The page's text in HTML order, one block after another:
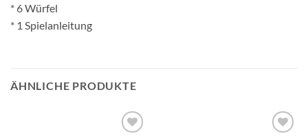
* 6 Würfel
* 1 Spielanleitung
ÄHNLICHE PRODUKTE